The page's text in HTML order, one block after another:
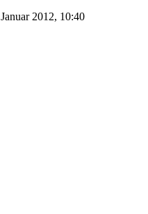
2012, 10:40